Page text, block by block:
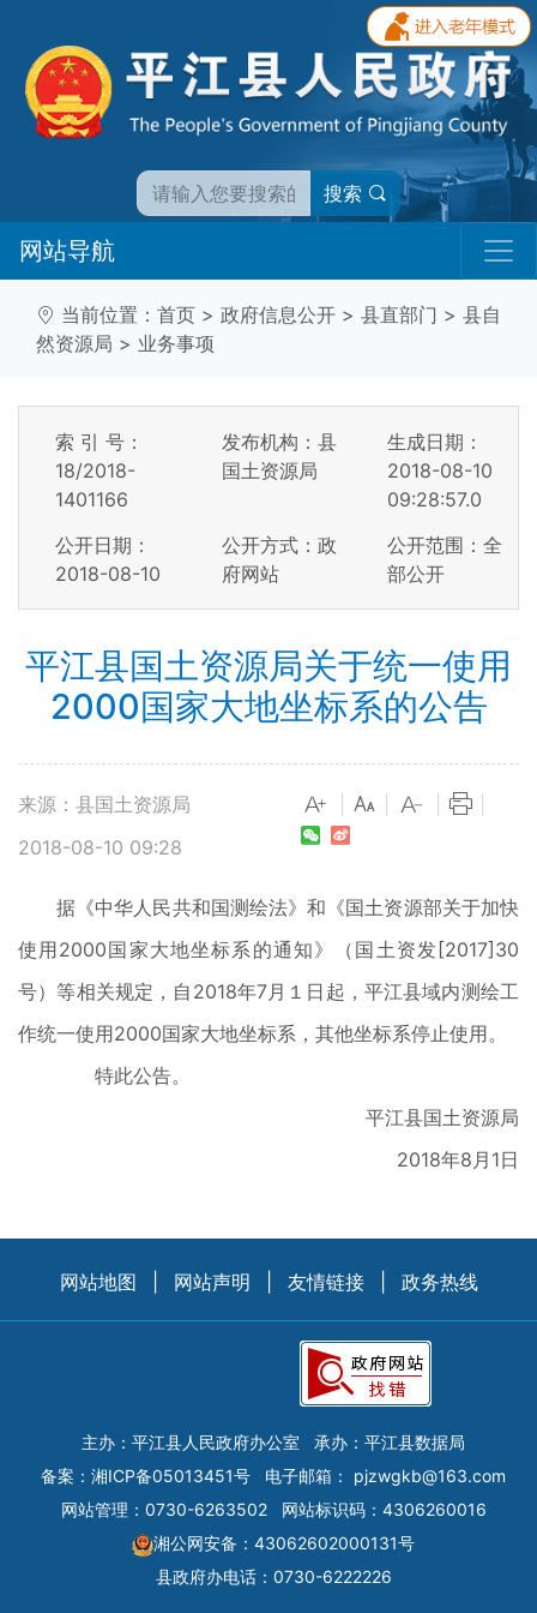
搜索
网站导航
当前位置： 首页 > 政府信息公开 > 县直部门 > 县自
然资源局 > 业务事项
索 引 号：
18/2018-
1401166
发布机构：县
国土资源局
生成日期：
2018-08-10
09:28:57.0
公开日期：
2018-08-10
公开方式：政
府网站
公开范围：全
部公开
平江县国土资源局关于统一使用
2000国家大地坐标系的公告
来源：县国土资源局
2018-08-10 09:28
据《中华人民共和国测绘法》和《国土资源部关于加快
使用2000国家大地坐标系的通知》（国土资发[2017]30
号）等相关规定，自2018年7月１日起，平江县域内测绘工
作统一使用2000国家大地坐标系，其他坐标系停止使用。
特此公告。
平江县国土资源局
2018年8月1日
网站地图 网站声明 友情链接 政务热线
主办：平江县人民政府办公室
承办：平江县数据局
备案： 湘ICP备05013451号 电子邮箱： pjzwgkb@163.com
网站管理：0730-6263502
网站标识码：4306260016
湘公网安备：43062602000131号
县政府办电话：0730-6222226